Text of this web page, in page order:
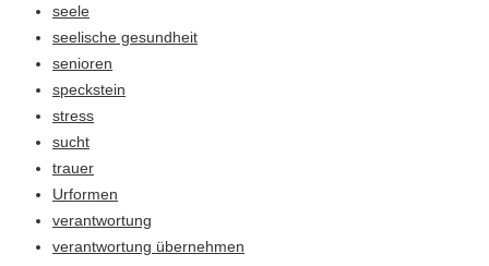
seele
seelische gesundheit
senioren
speckstein
stress
sucht
trauer
Urformen
verantwortung
verantwortung übernehmen